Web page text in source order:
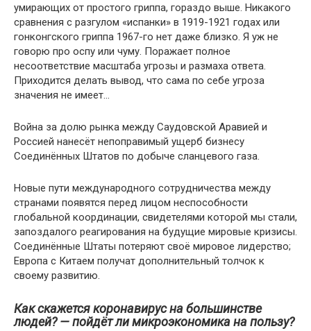
умирающих от простого гриппа, гораздо выше. Никакого
сравнения с разгулом «испанки» в 1919-1921 годах или
гонконгского гриппа 1967-го нет даже близко. Я уж не
говорю про оспу или чуму. Поражает полное
несоответствие масштаба угрозы и размаха ответа.
Приходится делать вывод, что сама по себе угроза
значения не имеет…
Война за долю рынка между Саудовской Аравией и
Россией нанесёт непоправимый ущерб бизнесу
Соединённых Штатов по добыче сланцевого газа.
Новые пути международного сотрудничества между
странами появятся перед лицом неспособности
глобальной координации, свидетелями которой мы стали,
запоздалого реагирования на будущие мировые кризисы.
Соединённые Штаты потеряют своё мировое лидерство;
Европа с Китаем получат дополнительный толчок к
своему развитию.
Как скажется коронавирус на большинстве
людей? — пойдёт ли микроэкономика на пользу?